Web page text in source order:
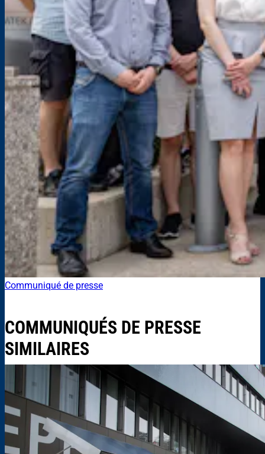
Communiqué de presse
COMMUNIQUÉS DE PRESSE
SIMILAIRES